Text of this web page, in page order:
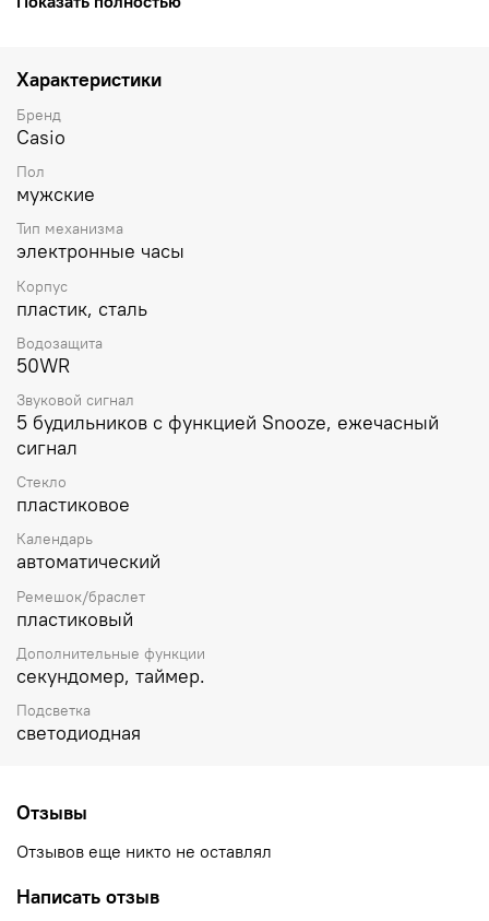
Характеристики
Бренд
Casio
Пол
мужские
Тип механизма
электронные часы
Корпус
пластик, сталь
Водозащита
50WR
Звуковой сигнал
5 будильников с функцией Snooze, ежечасный
сигнал
Стекло
пластиковое
Календарь
автоматический
Ремешок/браслет
пластиковый
Дополнительные функции
секундомер, таймер.
Подсветка
светодиодная
Отзывы
Отзывов еще никто не оставлял
Написать отзыв